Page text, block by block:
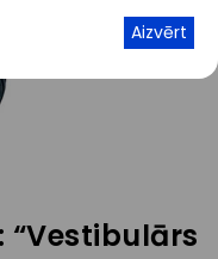
“Vestibulārs